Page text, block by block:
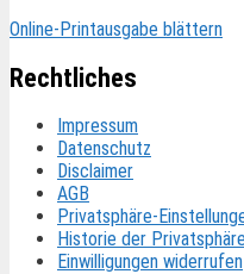
Online-Printausgabe blättern
Rechtliches
Impressum
Datenschutz
Disclaimer
AGB
Privatsphäre-
Historie der
Einwilligungen widerrufen